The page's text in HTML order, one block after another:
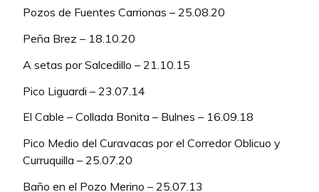
Pozos de Fuentes Carrionas – 25.08.20
Peña Brez – 18.10.20
A setas por Salcedillo – 21.10.15
Pico Liguardi – 23.07.14
El Cable – Collada Bonita – Bulnes – 16.09.18
Pico Medio del Curavacas por el Corredor Oblicuo y
Curruquilla – 25.07.20
Baño en el Pozo Merino – 25.07.13